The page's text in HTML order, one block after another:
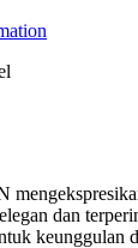
dan
keunggulan